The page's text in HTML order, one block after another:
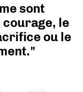
sont
courage, le
ou le